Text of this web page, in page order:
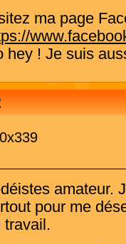
ma page
hey ! Je suis
amateur.
pour me
travail.